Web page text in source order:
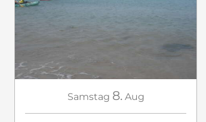
Samstag 8. Aug